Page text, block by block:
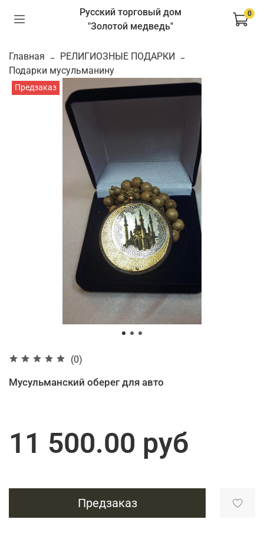
Русский торговый дом
"Золотой медведь"
0
Главная
РЕЛИГИОЗНЫЕ ПОДАРКИ
Подарки мусульманину
Предзаказ
(0)
Мусульманский оберег для авто
11 500.00 руб
Предзаказ